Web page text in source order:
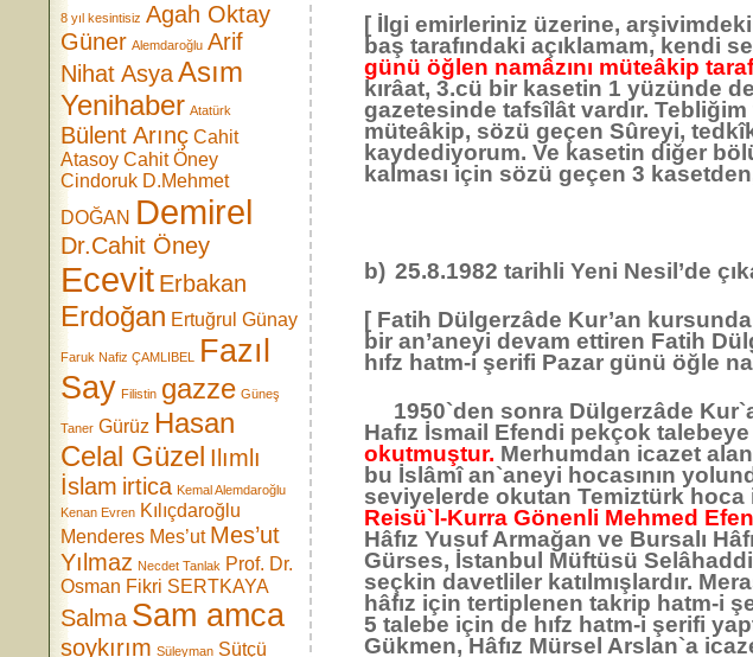
8 yıl kesintisiz Agah Oktay
Güner Alemdaroğlu Arif
Nihat AsyaAsım
Yenihaber Atatürk
Bülent Arınç Cahit
Atasoy Cahit Öney
Cindoruk D.Mehmet
DOĞAN Demirel
Dr.Cahit Öney
Ecevit Erbakan
Erdoğan Ertuğrul Günay
Faruk Nafiz ÇAMLIBEL
Fazıl
Say Filistin gazze Güneş
Taner Gürüz Hasan
Celal Güzel Ilımlı
İslam irtica Kemal Alemdaroğlu
Kenan Evren Kılıçdaroğlu
Menderes Mes’ut Mes’ut
Yılmaz Necdet Tanlak Prof. Dr.
Osman Fikri SERTKAYA
Salma Sam amca
soykırım Süleyman Sütçü
[ İlgi emirleriniz üzerine,
baş tarafındaki açıklamam, kendi
günü öğlen namâzını müteâkip
kırâat, 3.cü bir kasetin 1 yüzünde
gazetesinde tafsîlât vardır.
müteâkip, sözü geçen Sûreyi,
kaydediyorum. Ve kasetin diğer
kalması için sözü geçen 3
b) 25.8.1982 tarihli Yeni Nesil’de
[ Fatih Dülgerzâde Kur’an
bir an’aneyi devam ettiren Fatih
hıfz hatm-i şerifi Pazar günü öğle
1950`den sonra Dülgerzâde
Hafız İsmail Efendi pekçok
okutmuştur. Merhumdan icazet
bu İslâmî an`aneyi hocasının
seviyelerde okutan Temiztürk hoca
Reisü`l-Kurra Gönenli Mehmed
Hâfız Yusuf Armağan ve Bursalı
Gürses, İstanbul Müftüsü
seçkin davetliler katılmışlardır.
hâfız için tertiplenen takrip hatm-i
5 talebe için de hıfz hatm-i şerifi
Gükmen, Hâfız Mürsel Arslan`a